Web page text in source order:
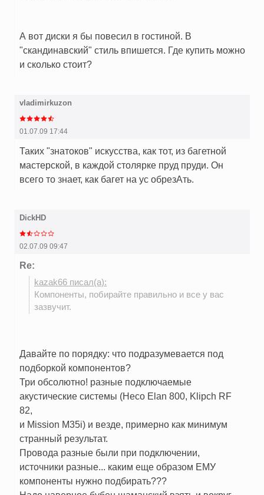
А вот диски я бы повесил в гостиной. В
"скандинавский" стиль впишется. Где купить можно
и сколько стоит?
vladimirkuzon
01.07.09 17:44
Таких "знатоков" искусства, как тот, из багетной
мастерской, в каждой столярке пруд пруди. Он
всего то знает, как багет на ус обрезАть.
DickHD
02.07.09 09:47
Re:
kazak66 писал(а):
Компоненты, побирайте правильно и все у вас
зазвучит.
Давайте по порядку: что подразумевается под
подборкой компонентов?
Три обсолютно! разные подключаемые
акустические системы (Heco Elan 800, Klipch RF
82,
и Mission M35i) и везде, примерно как минимум
странный результат.
Провода разные были при подключении,
источники разные... каким еще образом ЕМУ
компоненты нужно подбирать???